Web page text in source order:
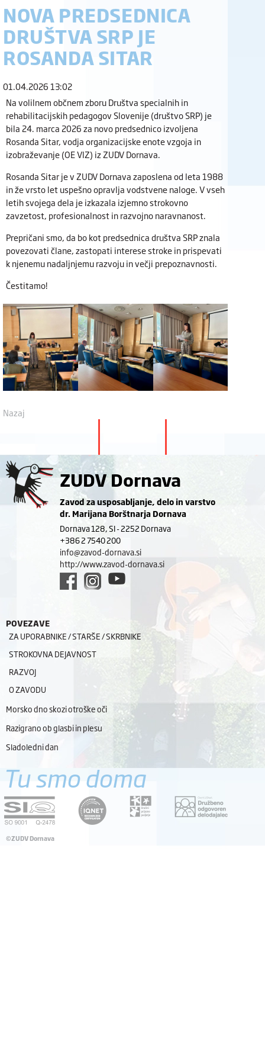
NOVA PREDSEDNICA
DRUŠTVA SRP JE
ROSANDA SITAR
01.04.2026 13:02
Na volilnem občnem zboru Društva specialnih in
rehabilitacijskih pedagogov Slovenije (društvo SRP) je
bila 24. marca 2026 za novo predsednico izvoljena
Rosanda Sitar, vodja organizacijske enote vzgoja in
izobraževanje (OE VIZ) iz ZUDV Dornava.
Rosanda Sitar je v ZUDV Dornava zaposlena od leta 1988
in že vrsto let uspešno opravlja vodstvene naloge. V vseh
letih svojega dela je izkazala izjemno strokovno
zavzetost, profesionalnost in razvojno naravnanost.
Prepričani smo, da bo kot predsednica društva SRP znala
povezovati člane, zastopati interese stroke in prispevati
k njenemu nadaljnjemu razvoju in večji prepoznavnosti.
Čestitamo!
Nazaj
ZUDV Dornava
Zavod za usposabljanje, delo in varstvo
dr. Marijana Borštnarja Dornava
Dornava 128, SI - 2252 Dornava
+386 2 7540 200
info@zavod-dornava.si
http://www.zavod-dornava.si
POVEZAVE
ZA UPORABNIKE / STARŠE / SKRBNIKE
STROKOVNA DEJAVNOST
RAZVOJ
O ZAVODU
Morsko dno skozi otroške oči
Razigrano ob glasbi in plesu
Sladoledni dan
Tu smo doma
©ZUDV Dornava